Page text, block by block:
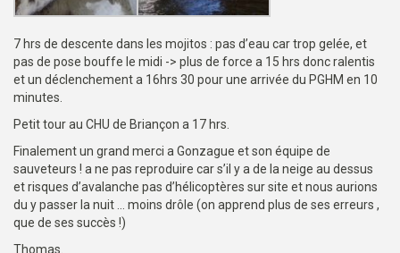
7 hrs de descente dans les mojitos : pas d’eau car trop gelée, et
pas de pose bouffe le midi -> plus de force a 15 hrs donc ralentis
et un déclenchement a 16hrs 30 pour une arrivée du PGHM en 10
minutes.
Petit tour au CHU de Briançon a 17 hrs.
Finalement un grand merci a Gonzague et son équipe de
sauveteurs ! a ne pas reproduire car s’il y a de la neige au dessus
et risques d’avalanche pas d’hélicoptères sur site et nous aurions
du y passer la nuit … moins drôle (on apprend plus de ses erreurs ,
que de ses succès !)
Thomas.